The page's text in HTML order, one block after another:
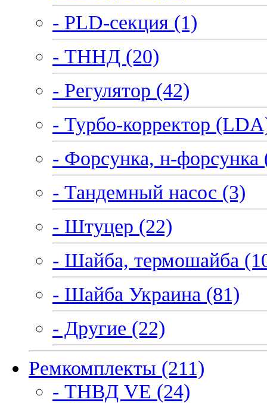
- PLD-секция (1)
- ТННД (20)
- Регулятор (42)
- Турбо-корректор
- Форсунка, н-форсунка
- Тандемный насос (3)
- Штуцер (22)
- Шайба, термошайба
- Шайба Украина (81)
- Другие (22)
Ремкомплекты (211)
- ТНВД VE (24)